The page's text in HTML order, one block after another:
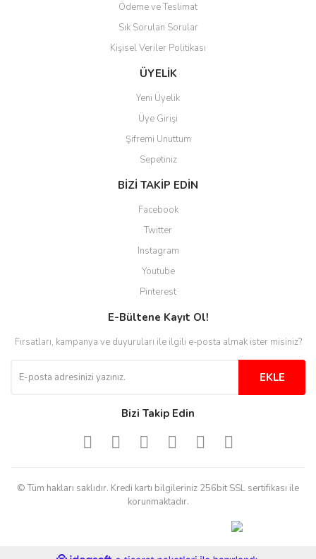
Ödeme ve Teslimat
Sık Sorulan Sorular
Kişisel Veriler Politikası
ÜYELİK
Yeni Üyelik
Üye Girişi
Şifremi Unuttum
Sepetiniz
BİZİ TAKİP EDİN
Facebook
Twitter
Instagram
Youtube
Pinterest
E-Bültene Kayıt Ol!
Fırsatları, kampanya ve duyuruları ile ilgili e-posta almak ister misiniz?
EKLE
Bizi Takip Edin
© Tüm hakları saklıdır. Kredi kartı bilgileriniz 256bit SSL sertifikası ile
korunmaktadır.